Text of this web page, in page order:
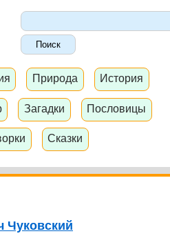
Природа История
Загадки Пословицы
Сказки
Чуковский